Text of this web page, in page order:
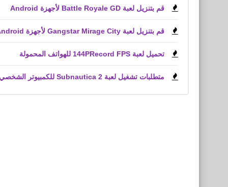
قم بتنزيل لعبة Battle Royale GD لأجهزة Android
قم بتنزيل لعبة Gangstar Mirage City لأجهزة Android و iPhone (APK)
تحميل لعبة 144PRecord FPS للهواتف المحمولة
متطلبات تشغيل لعبة Subnautica 2 للكمبيوتر الشخصي